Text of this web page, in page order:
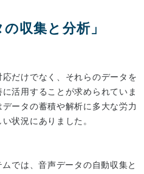
収集と分析」
だけでなく、それらのデータを
活用することが求められていま
ータの蓄積や解析に多大な労力
状況にありました。
では、音声データの自動収集と